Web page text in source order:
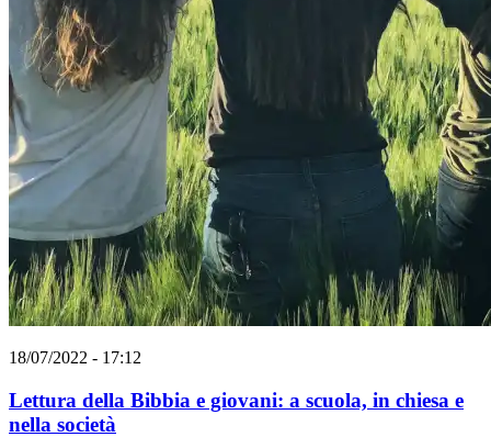
18/07/2022 - 17:12
Lettura della Bibbia e giovani: a scuola, in chiesa e
nella società